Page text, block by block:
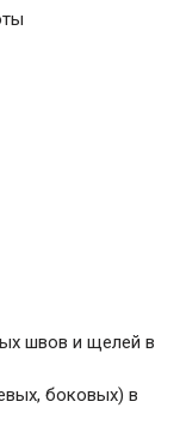
швов и щелей в
боковых) в